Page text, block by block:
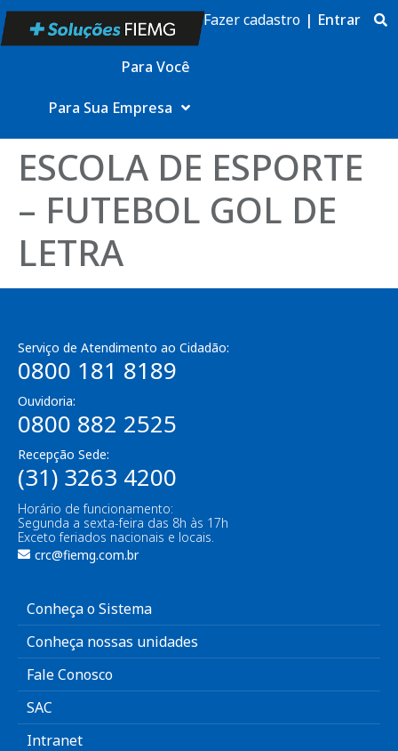
Para Você
Para Sua Empresa
Fazer cadastro | Entrar
ESCOLA DE ESPORTE
– FUTEBOL GOL DE
LETRA
Serviço de Atendimento ao Cidadão:
0800 181 8189
Ouvidoria:
0800 882 2525
Recepção Sede:
(31) 3263 4200
Horário de funcionamento:
Segunda a sexta-feira das 8h às 17h
Exceto feriados nacionais e locais.
crc@fiemg.com.br
Conheça o Sistema
Conheça nossas unidades
Fale Conosco
SAC
Intranet